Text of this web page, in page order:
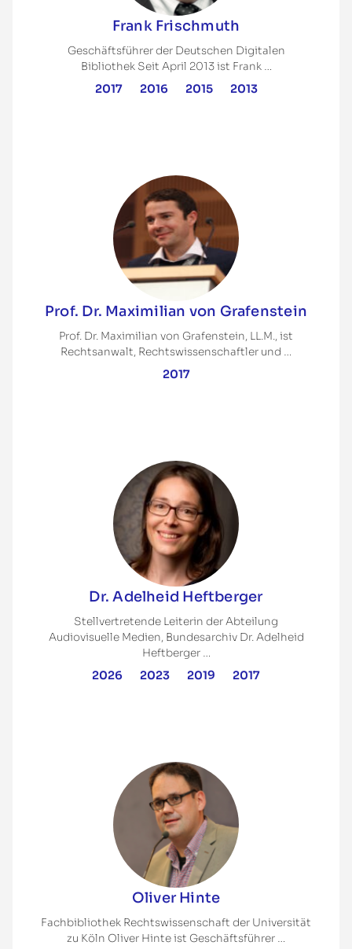
Frank Frischmuth
Geschäftsführer der Deutschen Digitalen
Bibliothek Seit April 2013 ist Frank …
2017 2016 2015 2013
Prof. Dr. Maximilian von Grafenstein
Prof. Dr. Maximilian von Grafenstein, LL.M., ist
Rechtsanwalt, Rechtswissenschaftler und …
2017
Dr. Adelheid Heftberger
Stellvertretende Leiterin der Abteilung
Audiovisuelle Medien, Bundesarchiv Dr. Adelheid
Heftberger …
2026 2023 2019 2017
Oliver Hinte
Fachbibliothek Rechtswissenschaft der Universität
zu Köln Oliver Hinte ist Geschäftsführer …